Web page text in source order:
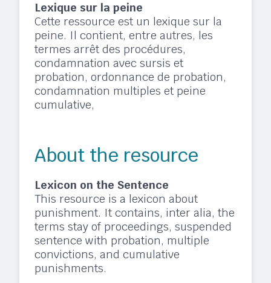
Lexique sur la peine
Cette ressource est un lexique sur la
peine. Il contient, entre autres, les
termes arrêt des procédures,
condamnation avec sursis et
probation, ordonnance de probation,
condamnation multiples et peine
cumulative,
About the resource
Lexicon on the Sentence
This resource is a lexicon about
punishment. It contains, inter alia, the
terms stay of proceedings, suspended
sentence with probation, multiple
convictions, and cumulative
punishments.